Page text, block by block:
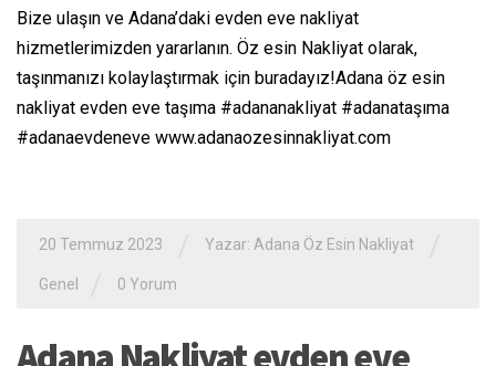
Bize ulaşın ve Adana’daki evden eve nakliyat
hizmetlerimizden yararlanın. Öz esin Nakliyat olarak,
taşınmanızı kolaylaştırmak için buradayız!Adana öz esin
nakliyat evden eve taşıma #adananakliyat #adanataşıma
#adanaevdeneve www.adanaozesinnakliyat.com
20 Temmuz 2023 Yazar: Adana Öz Esin Nakliyat
Genel 0 Yorum